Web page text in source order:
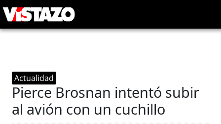
Actualidad
Pierce Brosnan intentó subir
al avión con un cuchillo